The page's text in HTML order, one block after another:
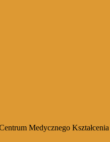
Medycznego